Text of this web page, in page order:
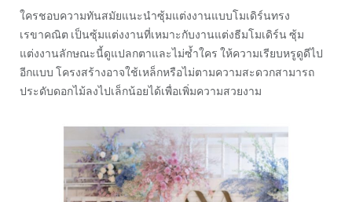
ใครชอบความทันสมัยแนะนำซุ้มแต่งงานแบบโมเดิร์นทรง
เรขาคณิต เป็นซุ้มแต่งงานที่เหมาะกับงานแต่งธีมโมเดิร์น ซุ้ม
แต่งงานลักษณะนี้ดูแปลกตาและไม่ซ้ำใคร ให้ความเรียบหรูดูดีไป
อีกแบบ โครงสร้างอาจใช้เหล็กหรือไม่ตามความสะดวกสามารถ
ประดับดอกไม้ลงไปเล็กน้อยได้เพื่อเพิ่มความสวยงาม